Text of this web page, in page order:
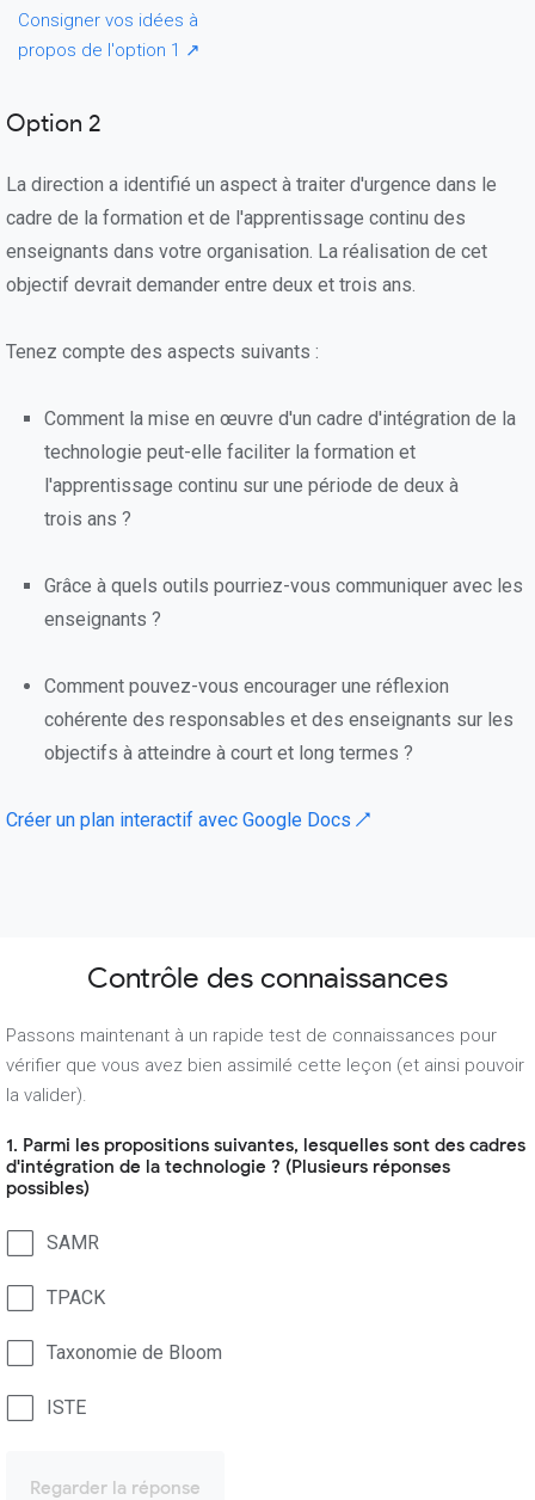
Consigner vos idées à
propos de l'option 1 ↗
Option 2
La direction a identifié un aspect à traiter d'urgence dans le
cadre de la formation et de l'apprentissage continu des
enseignants dans votre organisation. La réalisation de cet
objectif devrait demander entre deux et trois ans.
Tenez compte des aspects suivants :
Comment la mise en œuvre d'un cadre d'intégration de la
technologie peut-elle faciliter la formation et
l'apprentissage continu sur une période de deux à
trois ans ?
Grâce à quels outils pourriez-vous communiquer avec les
enseignants ?
Comment pouvez-vous encourager une réflexion
cohérente des responsables et des enseignants sur les
objectifs à atteindre à court et long termes ?
Créer un plan interactif avec Google Docs ↗
Contrôle des connaissances
Passons maintenant à un rapide test de connaissances pour
vérifier que vous avez bien assimilé cette leçon (et ainsi pouvoir
la valider).
1. Parmi les propositions suivantes, lesquelles sont des cadres
d'intégration de la technologie ? (Plusieurs réponses
possibles)
SAMR
TPACK
Taxonomie de Bloom
ISTE
Regarder la réponse